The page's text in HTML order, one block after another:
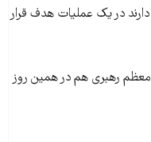
در یک عملیات هدف قرار
رهبری هم در همین روز